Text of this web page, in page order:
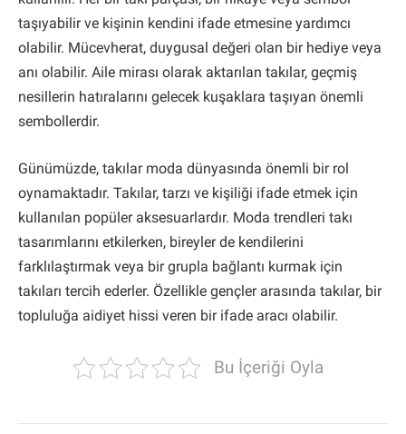
taşıyabilir ve kişinin kendini ifade etmesine yardımcı
olabilir. Mücevherat, duygusal değeri olan bir hediye veya
anı olabilir. Aile mirası olarak aktarılan takılar, geçmiş
nesillerin hatıralarını gelecek kuşaklara taşıyan önemli
sembollerdir.
Günümüzde, takılar moda dünyasında önemli bir rol
oynamaktadır. Takılar, tarzı ve kişiliği ifade etmek için
kullanılan popüler aksesuarlardır. Moda trendleri takı
tasarımlarını etkilerken, bireyler de kendilerini
farklılaştırmak veya bir grupla bağlantı kurmak için
takıları tercih ederler. Özellikle gençler arasında takılar, bir
topluluğa aidiyet hissi veren bir ifade aracı olabilir.
Bu İçeriği Oyla